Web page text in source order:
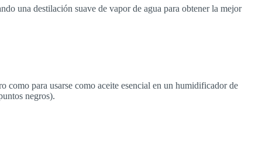
una destilación suave de vapor de agua para obtener la mejor
como para usarse como aceite esencial en un humidificador de
negros).